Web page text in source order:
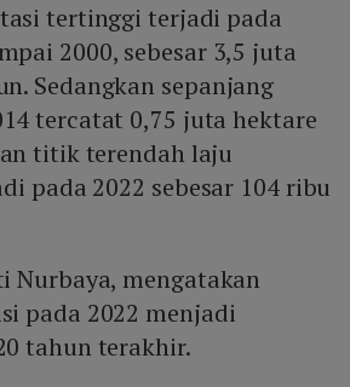
tertinggi terjadi pada
2000, sebesar 3,5 juta
Sedangkan sepanjang
tercatat 0,75 juta hektare
titik terendah laju
pada 2022 sebesar 104 ribu
Nurbaya, mengatakan
pada 2022 menjadi
tahun terakhir.